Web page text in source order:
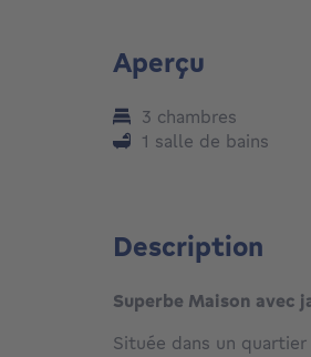
Aperçu
3 chambres
1 salle de bains
Description
Superbe Maison avec
Située dans un